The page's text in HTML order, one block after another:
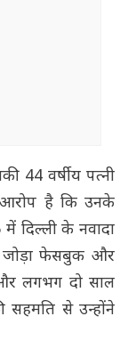
44 वर्षीय पत्नी
है कि उनके
दिल्ली के नवादा
जोड़ा फेसबुक और
लगभग दो साल
सहमति से उन्होंने